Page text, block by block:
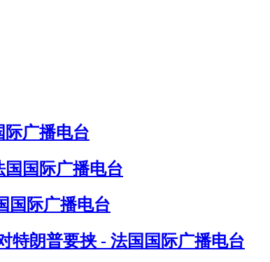
际广播电台
国际广播电台
国际广播电台
特朗普要挟 - 法国国际广播电台